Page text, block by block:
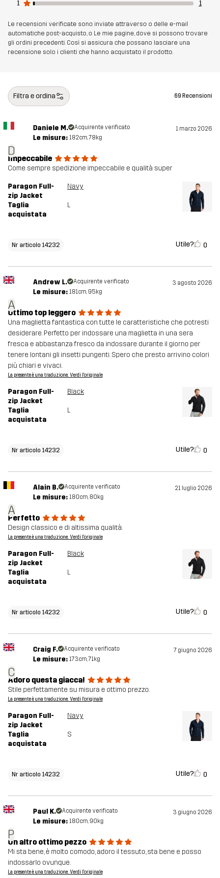
Numero di
14232_2675
1 1
Le recensioni verificate sono inviate attraverso o delle e-mail
automatiche post-acquisto, o Le mie pagine, dove si possono trovare
gli ordini precedenti. Così si assicura che possano lasciare una
recensione solo i clienti che hanno acquistato il prodotto.
Filtra e ordina 69 Recensioni
D
Daniele M. Acquirente verificato 1 marzo 2026
Le misure: 182cm, 78kg
Impeccabile
Come sempre spedizione impeccabile e qualità super
Paragon Full-
zip Jacket
Navy
Taglia
acquistata
L
Nr articolo 14232 Utile? 0
A
Andrew L. Acquirente verificato 3 agosto 2026
Le misure: 181cm, 95kg
Ottimo top leggero
Una maglietta fantastica con tutte le caratteristiche che potresti
desiderare. Perfetto per indossare una maglietta in una sera
fresca e abbastanza fresco da indossare durante il giorno per
tenere lontani gli insetti pungenti. Spero che presto arrivino colori
più chiari e vivaci.
La presente è una traduzione. Verdi l'originale
Paragon Full-
zip Jacket
Black
Taglia
acquistata
L
Nr articolo 14232 Utile? 0
A
Alain B. Acquirente verificato 21 luglio 2026
Le misure: 180cm, 80kg
Perfetto
Design classico e di altissima qualità.
La presente è una traduzione. Verdi l'originale
Paragon Full-
zip Jacket
Black
Taglia
acquistata
L
Nr articolo 14232 Utile? 0
C
Craig F. Acquirente verificato 7 giugno 2026
Le misure: 173cm, 71kg
Adoro questa giacca!
Stile perfettamente su misura e ottimo prezzo.
La presente è una traduzione. Verdi l'originale
Paragon Full-
zip Jacket
Navy
Taglia
acquistata
S
Nr articolo 14232 Utile? 0
P
Paul K. Acquirente verificato 3 giugno 2026
Le misure: 180cm, 90kg
Un altro ottimo pezzo
Mi sta bene, è molto comodo, adoro il tessuto, sta bene e posso
indossarlo ovunque.
La presente è una traduzione. Verdi l'originale